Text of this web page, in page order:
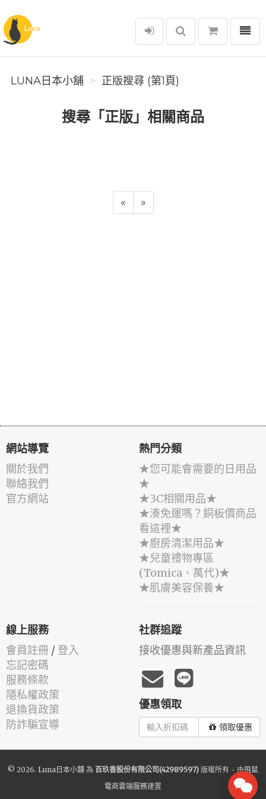
Luna日本小舖
選單
LUNA日本小舖 正版搜尋 (第1頁)
搜尋「正版」相關商品
« »
網站導覽
關於我們
聯絡我們
官方網站
熱門分類
★您可能會需要的日用品
★
★3C相關用品★
★湊免運嗎？銅板價商品
看這裡★
★廚房清潔用品★
★兒童禮物專區
(Tomica、萬代)★
★肌膚美容保養★
線上服務
會員註冊 / 登入
忘記密碼
服務條款
隱私權政策
退換貨政策
防詐騙宣導
社群追蹤
接收優惠與新產品資訊
優惠領取
領取優惠
© 2026. Luna日本小舖 為 百玖香股份有限公司(42989597) 版權所有 - 由飛鼠
電商雲端服務建置